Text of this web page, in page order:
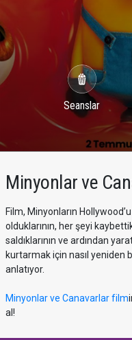
Seanslar
Minyonlar ve
Film, Minyonların
olduklarının, her şeyi
saldıklarının ve ardından
kurtarmak için nasıl yeniden
anlatıyor.
Minyonlar ve Canavarlar film
al!